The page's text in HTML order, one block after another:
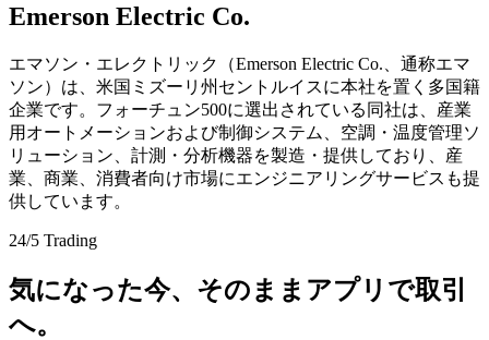
Emerson Electric Co.
エマソン・エレクトリック（Emerson Electric Co.、通称エマ
ソン）は、米国ミズーリ州セントルイスに本社を置く多国籍
企業です。フォーチュン500に選出されている同社は、産業
用オートメーションおよび制御システム、空調・温度管理ソ
リューション、計測・分析機器を製造・提供しており、産
業、商業、消費者向け市場にエンジニアリングサービスも提
供しています。
24/5 Trading
気になった今、そのままアプリで取引
へ。